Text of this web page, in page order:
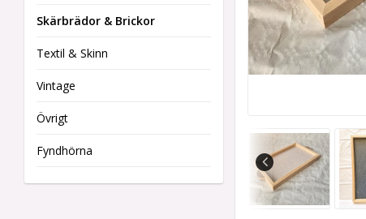
Skärbrädor & Brickor
Textil & Skinn
Vintage
Övrigt
Fyndhörna